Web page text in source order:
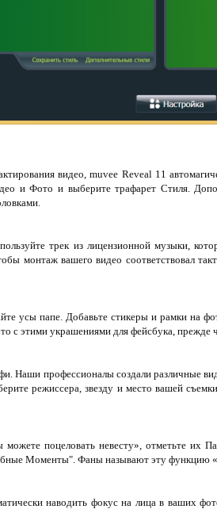
видео, muvee Reveal 11
и Фото и выберите трафарет Стиля.
трек из лицензионной музыки,
монтаж вашего видео соответствовал
усы папе. Добавьте стикеры и рамки на
с этими украшениями для фейсбука, прежде
Наши профессионалы создали различные
режиссера, звезду и место вашей
поцеловать невесту», отметьте их
Моменты". Фаны называют эту функцию
наводить фокус на лица в ваших